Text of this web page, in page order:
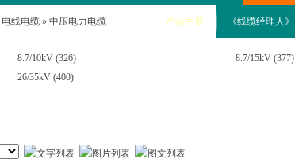
产品手册 《线缆经理人》
电线电缆 » 中压电力电缆
8.7/10kV (326) 8.7/15kV (377)
26/35kV (400)